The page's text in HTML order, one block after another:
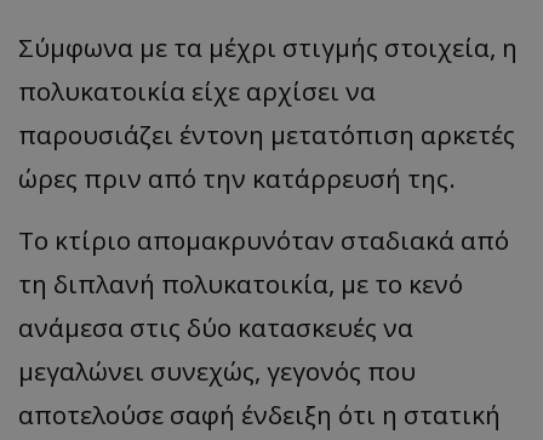
Σύμφωνα με τα μέχρι στιγμής στοιχεία, η
πολυκατοικία είχε αρχίσει να
παρουσιάζει έντονη μετατόπιση αρκετές
ώρες πριν από την κατάρρευσή της.
Το κτίριο απομακρυνόταν σταδιακά από
τη διπλανή πολυκατοικία, με το κενό
ανάμεσα στις δύο κατασκευές να
μεγαλώνει συνεχώς, γεγονός που
αποτελούσε σαφή ένδειξη ότι η στατική